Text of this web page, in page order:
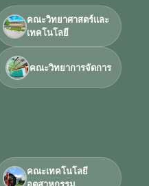
คณะวิทยาศาสตร์และ
เทคโนโลยี
คณะวิทยาการจัดการ
คณะเทคโนโลยี